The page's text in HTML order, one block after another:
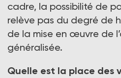
cadre, la possibilité de
relève pas du degré de
de la mise en œuvre de
généralisée.
Quelle est la place des